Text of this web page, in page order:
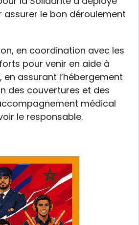
le bon déroulement
en coordination avec les
pour venir en aide à
assurant l’hébergement
des couvertures et des
médical
le responsable.